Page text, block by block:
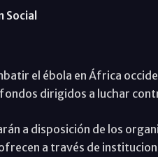
Social
el ébola en África
dirigidos a luchar
a disposición de los
a través de